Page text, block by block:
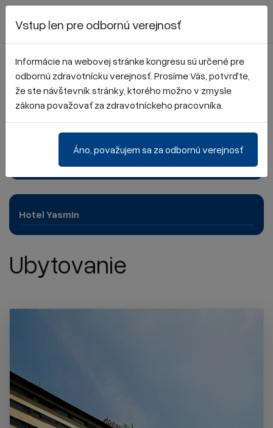
Registrácia
Košické dni inovatívnej onkológie
26. - 27. 11. 2026
Hotel Yasmin, Košice/Tabačka, Košice
Hotel Yasmin
Ubytovanie
Vstup len pre odbornú verejnosť
Informácie na webovej stránke kongresu sú určené pre
odbornú zdravotnícku verejnosť. Prosíme Vás, potvrďte,
že ste návštevník stránky, ktorého možno v zmysle
zákona považovať za zdravotníckeho pracovníka.
Áno, považujem sa za odbornú verejnosť